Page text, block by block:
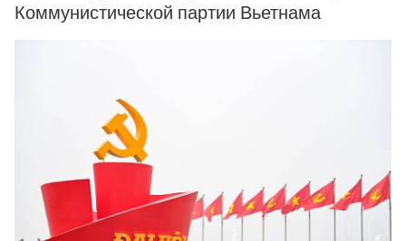
Коммунистической партии Вьетнама